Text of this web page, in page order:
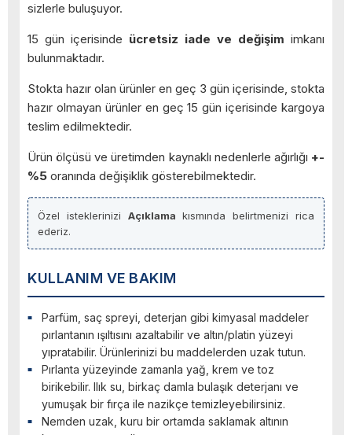
sizlerle buluşuyor.
15 gün içerisinde ücretsiz iade ve değişim imkanı
bulunmaktadır.
Stokta hazır olan ürünler en geç 3 gün içerisinde, stokta
hazır olmayan ürünler en geç 15 gün içerisinde kargoya
teslim edilmektedir.
Ürün ölçüsü ve üretimden kaynaklı nedenlerle ağırlığı +-
%5 oranında değişiklik gösterebilmektedir.
Özel isteklerinizi Açıklama kısmında belirtmenizi rica
ederiz.
KULLANIM VE BAKIM
Parfüm, saç spreyi, deterjan gibi kimyasal maddeler
pırlantanın ışıltısını azaltabilir ve altın/platin yüzeyi
yıpratabilir. Ürünlerinizi bu maddelerden uzak tutun.
Pırlanta yüzeyinde zamanla yağ, krem ve toz
birikebilir. Ilık su, birkaç damla bulaşık deterjanı ve
yumuşak bir fırça ile nazikçe temizleyebilirsiniz.
Nemden uzak, kuru bir ortamda saklamak altının